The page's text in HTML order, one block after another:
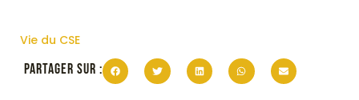
Vie du CSE
PARTAGER SUR :